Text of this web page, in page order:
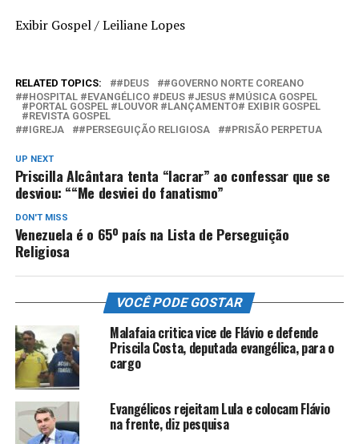
Exibir Gospel / Leiliane Lopes
RELATED TOPICS: #DEUS
#GOVERNO NORTE COREANO
#HOSPITAL #EVANGÉLICO #DEUS #JESUS #MÚSICA GOSPEL
#PORTAL GOSPEL #LOUVOR #LANÇAMENTO# EXIBIR GOSPEL
#REVISTA GOSPEL
#IGREJA
#PERSEGUIÇÃO RELIGIOSA #PRISÃO PERPETUA
UP NEXT
Priscilla Alcântara tenta “lacrar” ao confessar que se
desviou: ““Me desviei do fanatismo”
DON'T MISS
Venezuela é o 65º país na Lista de Perseguição
Religiosa
VOCÊ PODE GOSTAR
Malafaia critica vice de Flávio e defende
Priscila Costa, deputada evangélica, para o
cargo
Evangélicos rejeitam Lula e colocam Flávio
na frente, diz pesquisa